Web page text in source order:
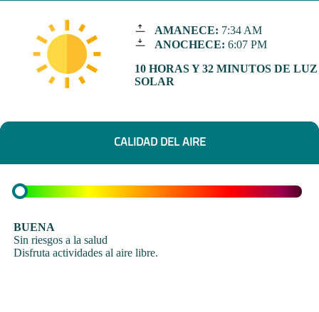
AMANECE: 7:34 AM
ANOCHECE: 6:07 PM
10 HORAS Y 32 MINUTOS DE LUZ
SOLAR
CALIDAD DEL AIRE
BUENA
Sin riesgos a la salud
Disfruta actividades al aire libre.